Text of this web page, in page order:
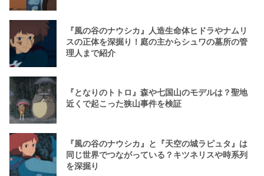
『風の谷のナウシカ』人造生命体ヒドラやナムリ
スの正体を深掘り！庭の主からシュワの墓所の管
理人まで紹介
『となりのトトロ』森や七国山のモデルは？聖地
近くで起こった狭山事件を検証
『風の谷のナウシカ』と『天空の城ラピュタ』は
同じ世界でつながっている？キツネリスや時系列
を深掘り